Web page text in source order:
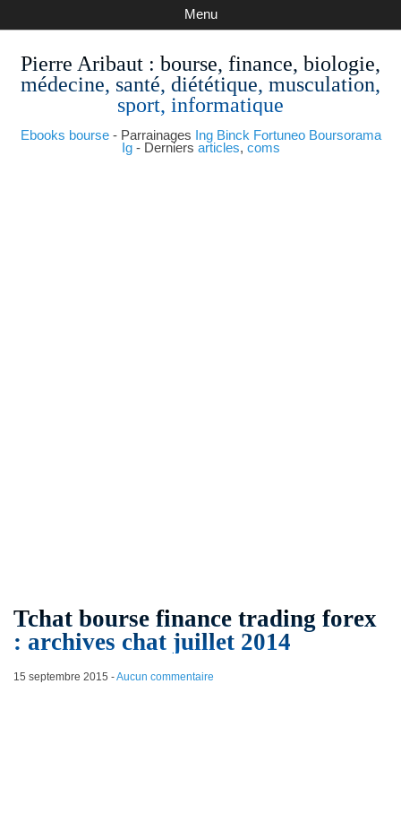
Pierre Aribaut : bourse, finance, biologie,
médecine, santé, diététique, musculation,
sport, informatique
Ebooks bourse- Parrainages Ing Binck Fortuneo Boursorama
Ig- Derniers articles, coms
Menu
Tchat bourse finance trading forex
: archives chat juillet 2014
15 septembre 2015 -Aucun commentaire